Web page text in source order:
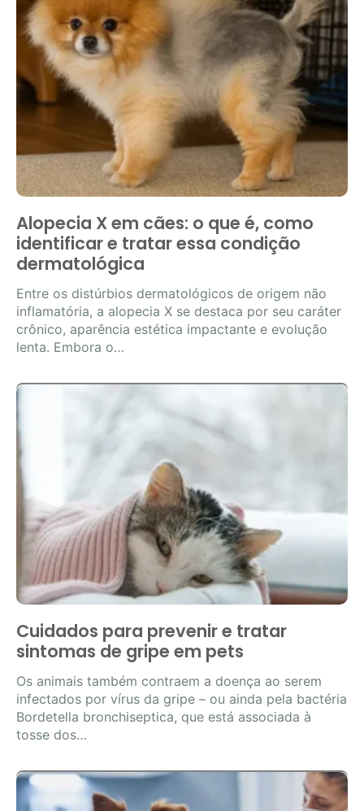
Alopecia X em cães: o que é, como
identificar e tratar essa condição
dermatológica
Entre os distúrbios dermatológicos de origem não
inflamatória, a alopecia X se destaca por seu caráter
crônico, aparência estética impactante e evolução
lenta. Embora o…
Cuidados para prevenir e tratar
sintomas de gripe em pets
Os animais também contraem a doença ao serem
infectados por vírus da gripe – ou ainda pela bactéria
Bordetella bronchiseptica, que está associada à
tosse dos…